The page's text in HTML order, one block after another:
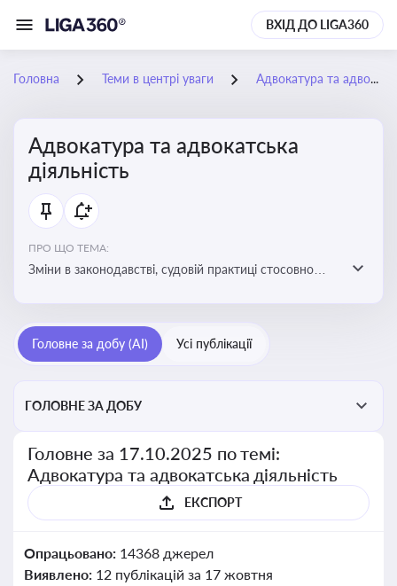
ВХІД ДО LIGA360
Головна Теми в центрі уваги Адвокатура та адвокатська діяльність
Адвокатура та адвокатська
діяльність
ПРО ЩО ТЕМА:
Зміни в законодавстві, судовій практиці стосовно
Головне за добу (AI) Усі публікації
ГОЛОВНЕ ЗА ДОБУ
Головне за 17.10.2025 по темі:
Адвокатура та адвокатська діяльність
ЕКСПОРТ
Опрацьовано: 14368 джерел
Виявлено: 12 публікацій за 17 жовтня